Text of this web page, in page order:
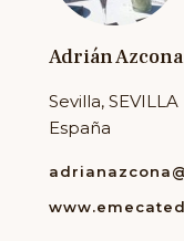
Adrián
Sevilla, SEVILLA
España